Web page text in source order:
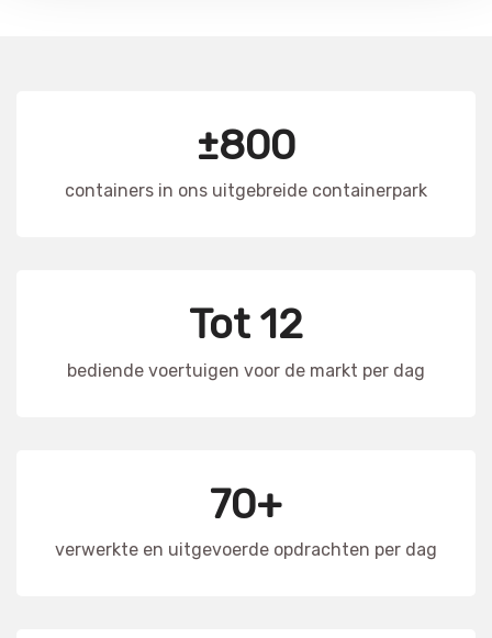
±800
containers in ons uitgebreide containerpark
Tot 12
bediende voertuigen voor de markt per dag
70+
verwerkte en uitgevoerde opdrachten per dag